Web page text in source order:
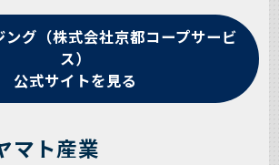
ング（株式会社京都コープサービ
ス）
公式サイトを見る
マト産業